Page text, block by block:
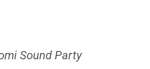
Sound Party